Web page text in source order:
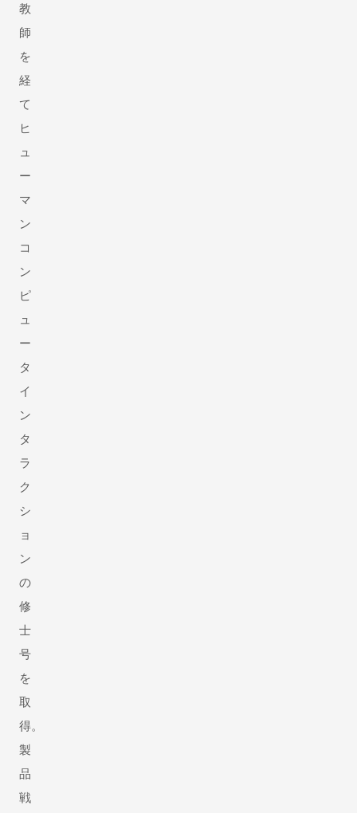
教
師
を
経
て
ヒ
ュ
ー
マ
ン
コ
ン
ピ
ュ
ー
タ
イ
ン
タ
ラ
ク
シ
ョ
ン
の
修
士
号
を
取
得。
製
品
戦